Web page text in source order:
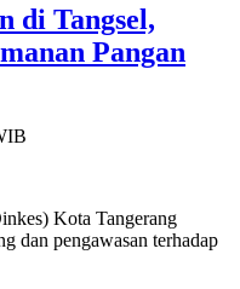
di Tangsel,
Pangan
Kota Tangerang
dan pengawasan terhadap